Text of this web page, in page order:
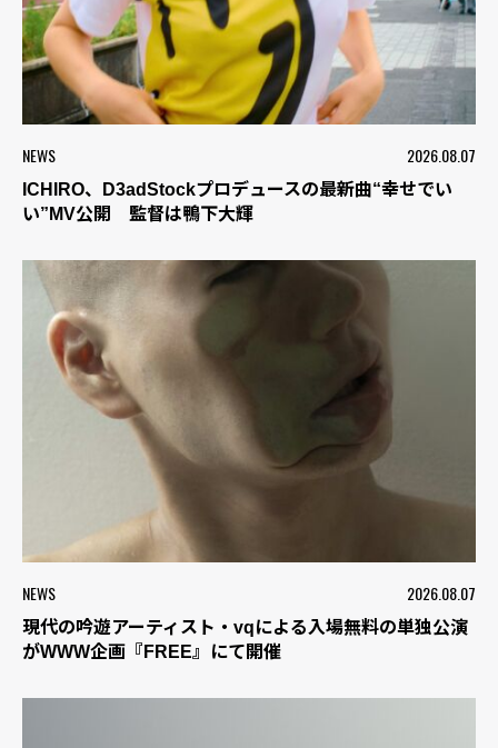
NEWS 2026.08.07
ICHIRO、D3adStockプロデュースの最新曲“幸せでい
い”MV公開 監督は鴨下大輝
NEWS 2026.08.07
現代の吟遊アーティスト・vqによる入場無料の単独公演
がWWW企画『FREE』にて開催